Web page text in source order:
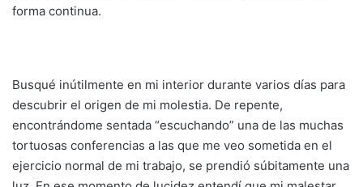
forma continua.
Busqué inútilmente en mi interior durante varios días para
descubrir el origen de mi molestia. De repente,
encontrándome sentada “escuchando” una de las muchas
tortuosas conferencias a las que me veo sometida en el
ejercicio normal de mi trabajo, se prendió súbitamente una